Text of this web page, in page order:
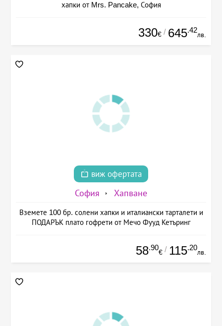
хапки от Mrs. Pancake, София
330€ / 645.42
лв.
виж офертата
София Хапване
Вземете 100 бр. солени хапки и италиански тарталети и
ПОДАРЪК плато гофрети от Мечо Фууд Кетъринг
58.90
€ / 115.20
лв.